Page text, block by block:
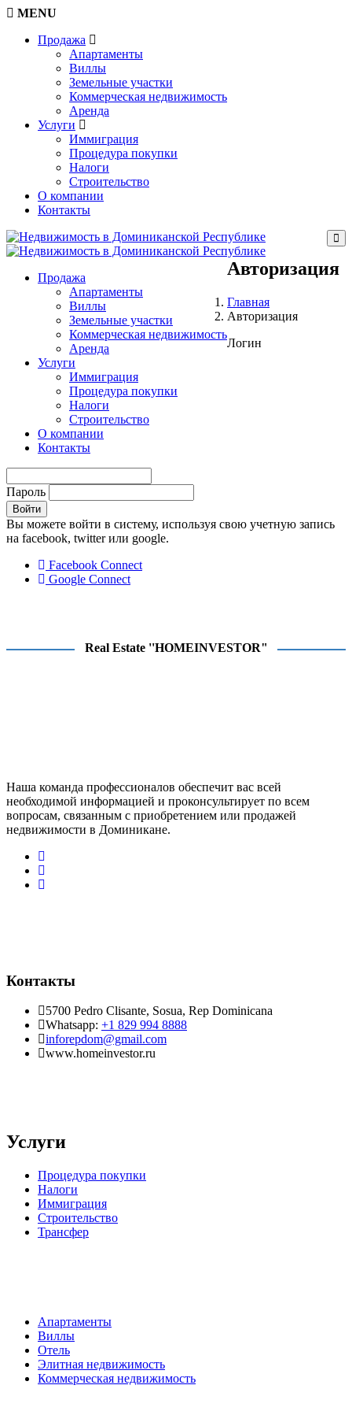
MENU
Продажа
Апартаменты
Виллы
Земельные участки
Коммерческая недвижимость
Аренда
Услуги
Иммиграция
Процедура покупки
Налоги
Строительство
О компании
Контакты
Продажа
Апартаменты
Виллы
Земельные участки
Коммерческая недвижимость
Аренда
Услуги
Иммиграция
Процедура покупки
Налоги
Строительство
О компании
Контакты
Авторизация
Главная
Авторизация
Логин
Пароль
Войти
Вы можете войти в систему, используя свою учетную запись
на facebook, twitter или google.
Facebook Connect
Google Connect
Real Estate ''HOMEINVESTOR"
Наша команда профессионалов обеспечит вас всей
необходимой информацией и проконсультирует по всем
вопросам, связанным с приобретением или продажей
недвижимости в Доминикане.
Контакты
5700 Pedro Clisante, Sosua, Rep Dominicana
Whatsapp: +1 829 994 8888
inforepdom@gmail.com
www.homeinvestor.ru
Услуги
Процедура покупки
Налоги
Иммиграция
Строительство
Трансфер
Апартаменты
Виллы
Отель
Элитная недвижимость
Коммерческая недвижимость